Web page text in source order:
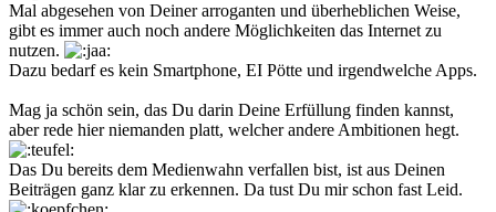
Mal abgesehen von Deiner arroganten und überheblichen Weise,
gibt es immer auch noch andere Möglichkeiten das Internet zu
nutzen.
Dazu bedarf es kein Smartphone, EI Pötte und irgendwelche Apps.
Mag ja schön sein, das Du darin Deine Erfüllung finden kannst,
aber rede hier niemanden platt, welcher andere Ambitionen hegt.
Das Du bereits dem Medienwahn verfallen bist, ist aus Deinen
Beiträgen ganz klar zu erkennen. Da tust Du mir schon fast Leid.